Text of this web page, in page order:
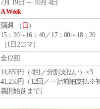
7月 19日 ～ 10月 4日
A Week
隔週 （ 日 ）
15：20～16：40／17：00～18：20
（1日2コマ）
全12回
14,850円（4回／分割支払い）×3
41,250円（12回／一括前納支払※
義開始前まで）